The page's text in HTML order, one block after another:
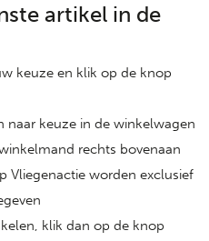
artikel in de
keuze en klik op de knop
naar keuze in de winkelwagen
rechts bovenaan
Vliegenactie worden exclusief
klik dan op de knop